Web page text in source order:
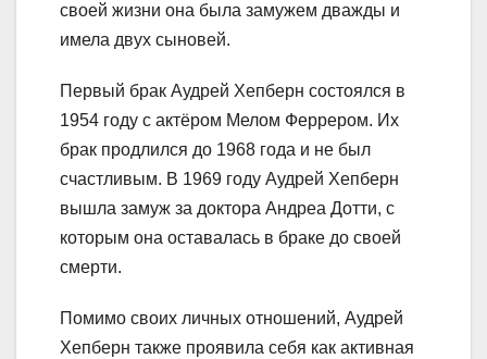
своей жизни она была замужем дважды и
имела двух сыновей.
Первый брак Аудрей Хепберн состоялся в
1954 году с актёром Мелом Феррером. Их
брак продлился до 1968 года и не был
счастливым. В 1969 году Аудрей Хепберн
вышла замуж за доктора Андреа Дотти, с
которым она оставалась в браке до своей
смерти.
Помимо своих личных отношений, Аудрей
Хепберн также проявила себя как активная